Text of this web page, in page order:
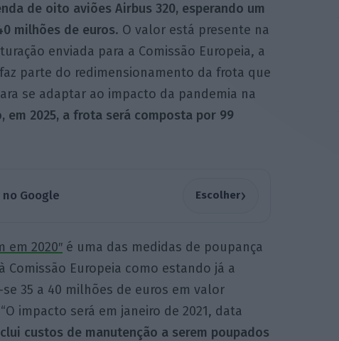
de oito aviões Airbus 320, esperando um
milhões de euros. O valor está presente na
enviada para a Comissão Europeia, a
parte do redimensionamento da frota que
se adaptar ao impacto da pandemia na
em 2025, a frota será composta por 99
Google Escolher›
em 2020″é uma das medidas de poupança
Comissão Europeia como estando já a
35 a 40 milhões de euros em valor
impacto será em janeiro de 2021, data
custos de manutenção a serem poupados